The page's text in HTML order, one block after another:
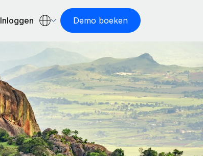
Inloggen Demo boeken